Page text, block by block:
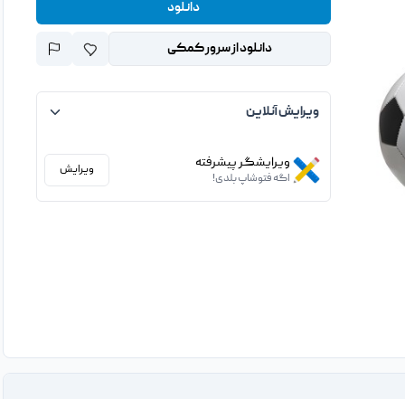
دانلود
دانلود از سرور کمکی
ویرایش آنلاین
ویرایشگر پیشرفته
اگه فتوشاپ بلدی!
ویرایش